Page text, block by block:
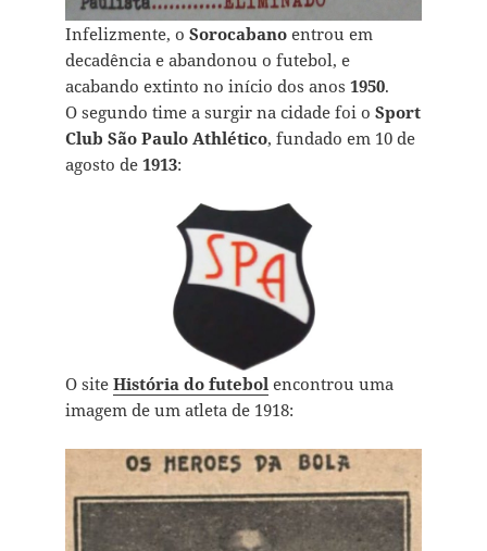
Infelizmente, o Sorocabanoentrou em
decadência e abandonou o futebol, e
acabando extinto no início dos anos 1950.
O segundo time a surgir na cidade foi o Sport
Club São Paulo Athlético, fundado em 10 de
agosto de 1913:
O site História do futebol encontrou uma
imagem de um atleta de 1918: